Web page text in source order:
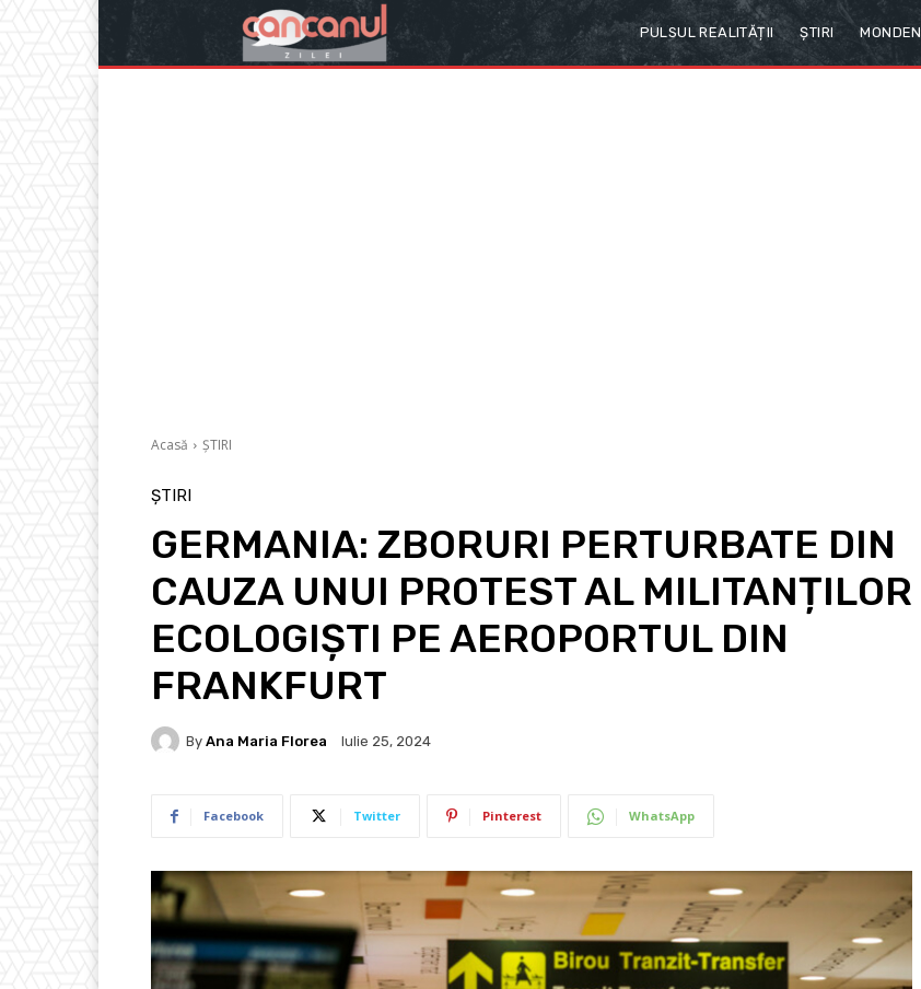
PULSUL REALITĂȚII ȘTIRI MONDEN
Acasă ȘTIRI
ȘTIRI
GERMANIA: ZBORURI PERTURBATE DIN
CAUZA UNUI PROTEST AL MILITANȚILOR
ECOLOGIȘTI PE AEROPORTUL DIN
FRANKFURT
By Ana Maria Florea Iulie 25, 2024
Facebook Twitter Pinterest WhatsApp